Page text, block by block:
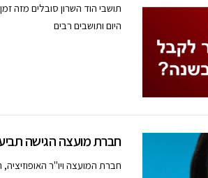
תושבי הוד השרון סובלים מזה
היום ותושבים רבים
חברת מועצה הגישה